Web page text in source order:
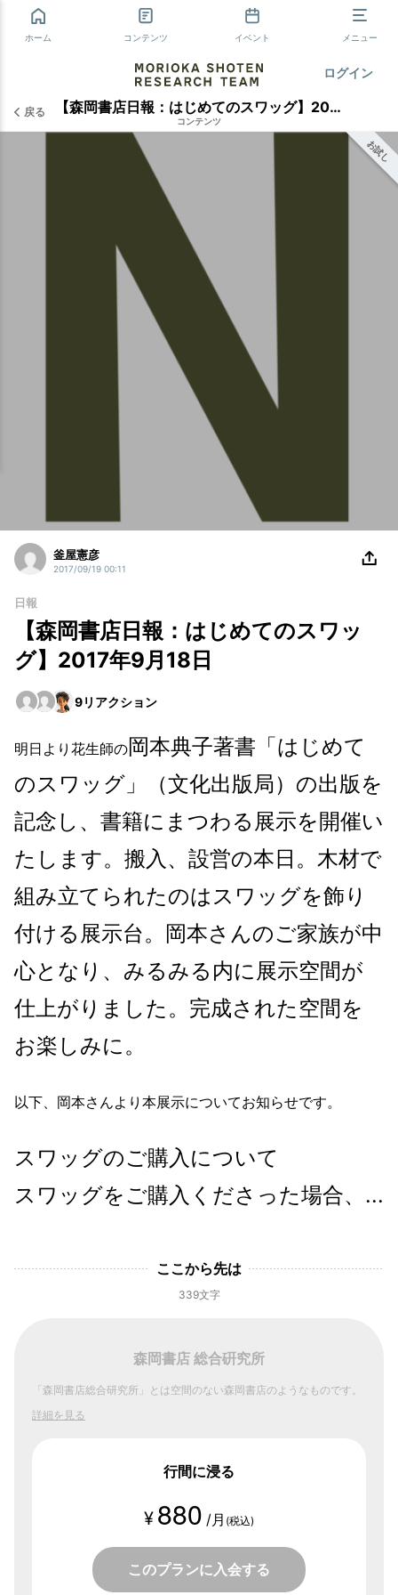
ホーム コンテンツ イベント メニュー
ログイン
戻る 【森岡書店日報：はじめてのスワッグ】2017年9月18日
コンテンツ
お試し
釜屋憲彦
2017/09/19 00:11
日報
【森岡書店日報：はじめてのスワッ
グ】2017年9月18日
9リアクション
明日より花生師の岡本典子著書「はじめて
のスワッグ」（文化出版局）の出版を
記念し、書籍にまつわる展示を開催い
たします。搬入、設営の本日。木材で
組み立てられたのはスワッグを飾り
付ける展示台。岡本さんのご家族が中
心となり、みるみる内に展示空間が
仕上がりました。完成された空間を
お楽しみに。
以下、岡本さんより本展示についてお知らせです。
スワッグのご購入について
スワッグをご購入くださった場合、...
ここから先は
339文字
森岡書店 総合硏究所
「森岡書店総合研究所」とは空間のない森岡書店のようなものです。
詳細を見る
行間に浸る
¥ 880 /月 (税込)
このプランに入会する